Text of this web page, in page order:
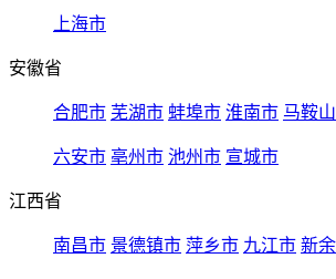
上海市
安徽省
合肥市 芜湖市 蚌埠市 淮南市 马鞍
六安市 亳州市 池州市 宣城市
江西省
南昌市 景德镇市 萍乡市 九江市 新